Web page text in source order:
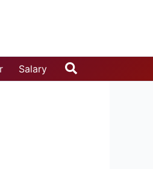
Salary Search